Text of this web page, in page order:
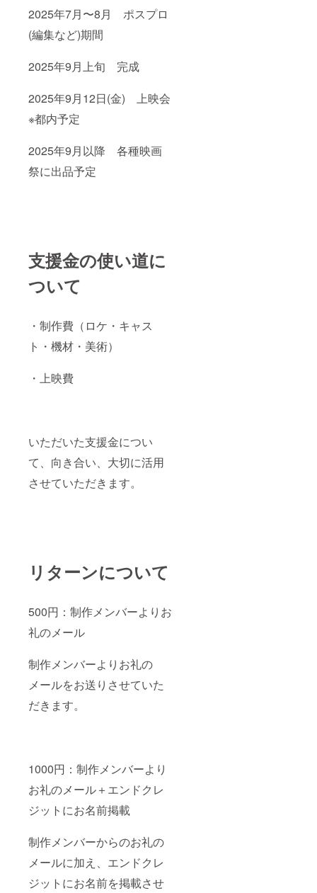
2025年7月〜8月 ポスプロ
(編集など)期間
2025年9月上旬 完成
2025年9月12日(金) 上映会
※都内予定
2025年9月以降 各種映画
祭に出品予定
支援金の使い道に
ついて
・制作費（ロケ・キャス
ト・機材・美術）
・上映費
いただいた支援金につい
て、向き合い、大切に活用
させていただきます。
リターンについて
500円：制作メンバーよりお
礼のメール
制作メンバーよりお礼の
メールをお送りさせていた
だきます。
1000円：制作メンバーより
お礼のメール＋エンドクレ
ジットにお名前掲載
制作メンバーからのお礼の
メールに加え、エンドクレ
ジットにお名前を掲載させ